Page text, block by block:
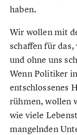
haben.
Wir wollen mit
schaffen für
und ohne uns
Wenn Politiker
entschlossenes
rühmen, wollen
wie viele
mangelnden